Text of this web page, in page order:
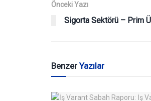
Önceki Yazı
Sigorta Sektörü – Prim
BenzerYazılar